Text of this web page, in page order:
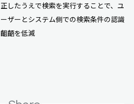
正したうえで検索を実行することで、ユ
ーザーとシステム側での検索条件の認識
齟齬を低減